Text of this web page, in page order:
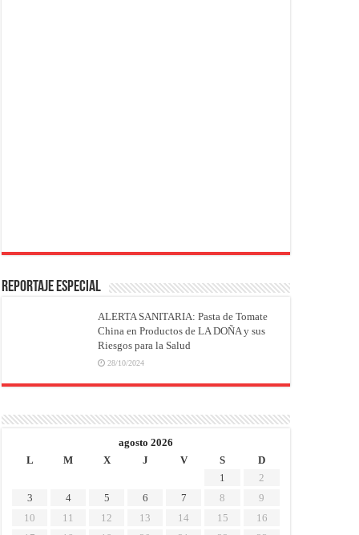
REPORTAJE ESPECIAL
ALERTA SANITARIA: Pasta de Tomate
China en Productos de LA DOÑA y sus
Riesgos para la Salud
28/10/2024
agosto 2026
L
M X J V S
D
1
2
3
4 5 6 7 8
9
10
11 12 13 14 15
16